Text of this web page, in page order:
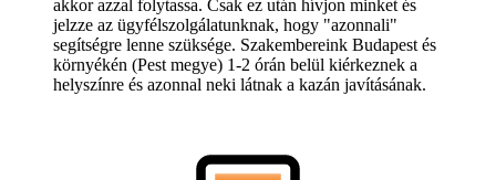
akkor azzal folytassa. Csak ez után hívjon minket és
jelzze az ügyfélszolgálatunknak, hogy "azonnali"
segítségre lenne szüksége. Szakembereink Budapest és
környékén (Pest megye) 1-2 órán belül kiérkeznek a
helyszínre és azonnal neki látnak a kazán javításának.